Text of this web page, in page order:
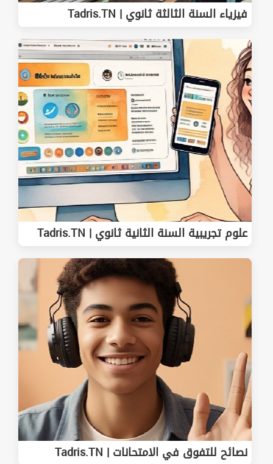
فيزياء السنة الثالثة ثانوي | Tadris.TN
علوم تجريبية السنة الثانية ثانوي | Tadris.TN
نصائح للتفوق في الامتحانات | Tadris.TN